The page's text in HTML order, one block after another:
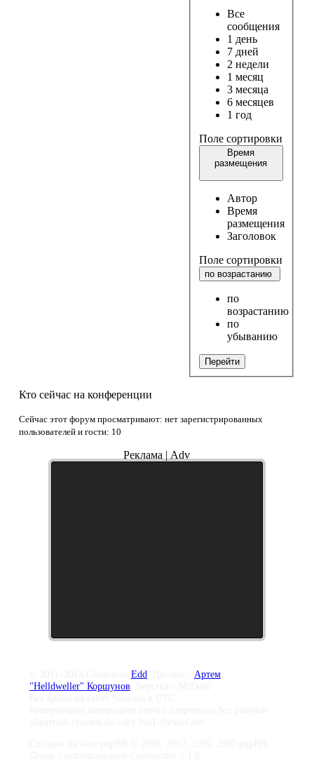
Все
сообщения
1 день
7 дней
2 недели
1 месяц
3 месяца
6 месяцев
1 год
Поле сортировки
Время
размещения
Автор
Время
размещения
Заголовок
Поле сортировки
по возрастанию
по
возрастанию
по
убыванию
Перейти
Кто сейчас на конференции
Сейчас этот форум просматривают: нет зарегистрированных
пользователей и гости: 10
Реклама | Adv
Edd
Артем
"Helldweller" Коршунов